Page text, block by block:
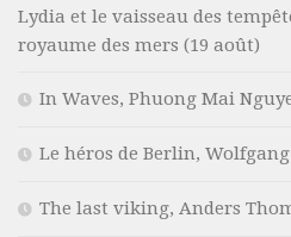
Lydia et le vaisseau des
royaume des mers (19 août)
In Waves, Phuong Mai
Le héros de Berlin,
The last viking, Anders